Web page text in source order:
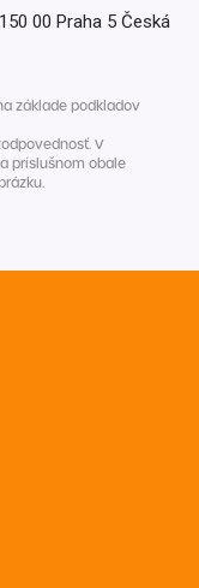
00 Praha 5 Česká
základe podkladov
V
príslušnom obale